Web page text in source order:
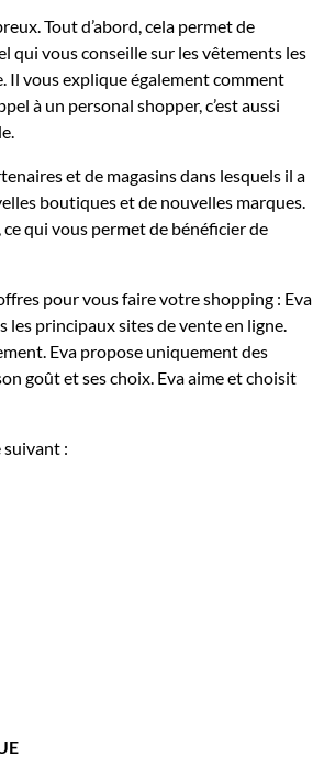
Tout d’abord, cela permet de
qui vous conseille sur les vêtements les
Il vous explique également comment
à un personal shopper, c’est aussi
et de magasins dans lesquels il a
boutiques et de nouvelles marques.
qui vous permet de bénéficier de
pour vous faire votre shopping : Eva
principaux sites de vente en ligne.
Eva propose uniquement des
goût et ses choix. Eva aime et choisit
suivant :